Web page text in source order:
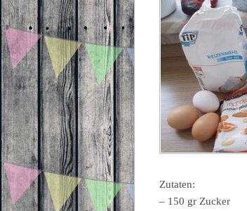
Zutaten:
– 150 gr Zucker